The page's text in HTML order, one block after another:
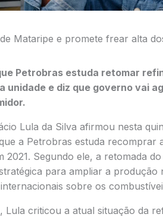
Mataripe e promete frear alta
Petrobras estuda retomar
unidade e diz que governo vai
Lula da Silva afirmou nesta
a Petrobras estuda recomprar
2021. Segundo ele, a retomada
para ampliar a produção
sobre os
Lula criticou a atual situação da